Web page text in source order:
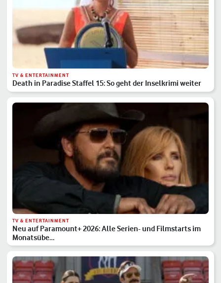
TV & ENTERTAINMENT
Death in Paradise Staffel 15: So geht der Inselkrimi weiter
TV & ENTERTAINMENT
Neu auf Paramount+ 2026: Alle Serien- und Filmstarts im
Monatsübe…